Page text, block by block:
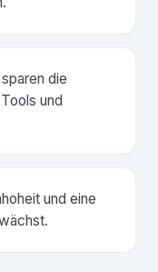
die
und
und eine